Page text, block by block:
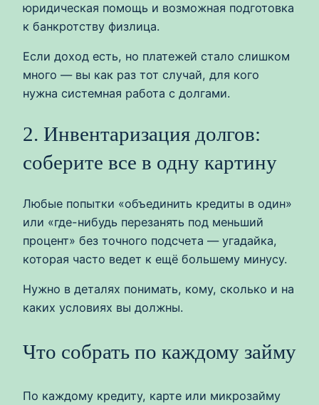
юридическая помощь и возможная подготовка
к банкротству физлица.
Если доход есть, но платежей стало слишком
много — вы как раз тот случай, для кого
нужна системная работа с долгами.
2. Инвентаризация долгов:
соберите все в одну картину
Любые попытки «объединить кредиты в один»
или «где-нибудь перезанять под меньший
процент» без точного подсчета — угадайка,
которая часто ведет к ещё большему минусу.
Нужно в деталях понимать, кому, сколько и на
каких условиях вы должны.
Что собрать по каждому займу
По каждому кредиту, карте или микрозайму